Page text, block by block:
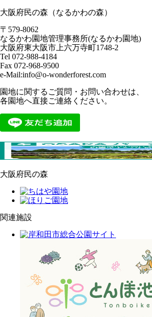
大阪府民の森（なるかわの森）
〒579-8062
なるかわ園地管理事務所(なるかわ園地)
大阪府東大阪市上六万寺町1748-2
Tel 072-988-4184
Fax 072-968-9500
e-Mail:info@o-wonderforest.com
園地に関するご質問・お問い合わせは、
各園地へ直接ご連絡ください。
大阪府民の森
関連施設